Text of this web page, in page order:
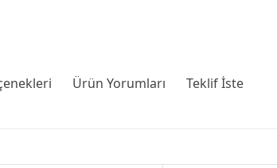
Ürün Yorumları Teklif İste